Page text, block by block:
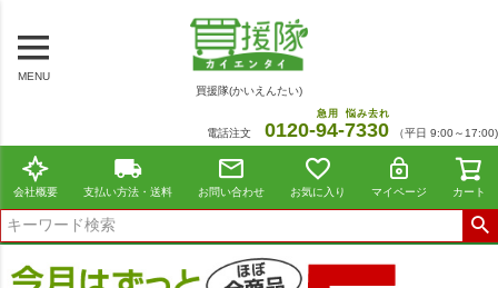
MENU
買援隊(かいえんたい)
電話注文 0120-94
急用
-7330
悩み去れ
（平日 9:00～17:00)
会社概要 支払い方法・送料 お問い合わせ お気に入り マイページ カート